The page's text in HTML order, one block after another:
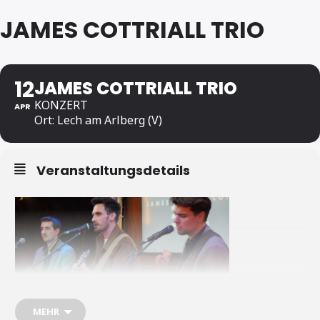
JAMES COTTRIALL TRIO
12
APR
JAMES COTTRIALL TRIO
KONZERT
Ort: Lech am Arlberg (V)
Veranstaltungsdetails
MEHR